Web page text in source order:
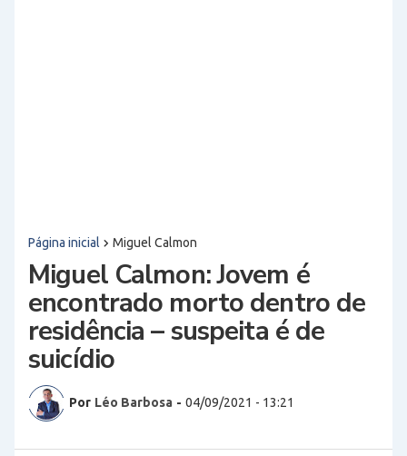
Página inicial Miguel Calmon
Miguel Calmon: Jovem é
encontrado morto dentro de
residência – suspeita é de
suicídio
Por Léo Barbosa - 04/09/2021 - 13:21